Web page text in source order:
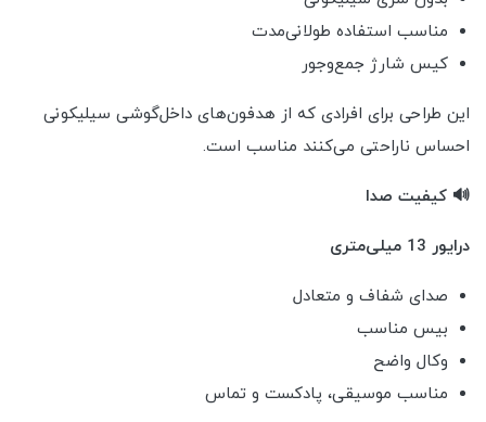
مناسب استفاده طولانی‌مدت
کیس شارژ جمع‌وجور
این طراحی برای افرادی که از هدفون‌های داخل‌گوشی سیلیکونی
احساس ناراحتی می‌کنند مناسب است.
🔊 کیفیت صدا
درایور 13 میلی‌متری
صدای شفاف و متعادل
بیس مناسب
وکال واضح
مناسب موسیقی، پادکست و تماس